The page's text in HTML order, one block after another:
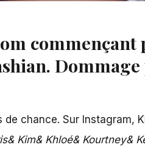
commençant
chance. Sur Instagram,
Kim& Khloé& Kourtney&